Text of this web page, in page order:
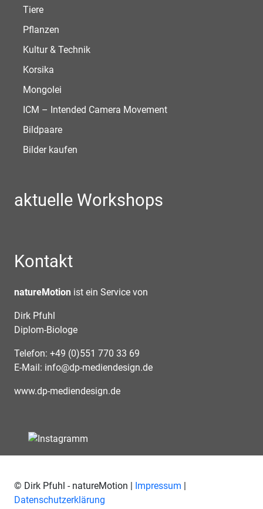
Tiere
Pflanzen
Kultur & Technik
Korsika
Mongolei
ICM – Intended Camera Movement
Bildpaare
Bilder kaufen
aktuelle Workshops
Kontakt
natureMotion ist ein Service von
Dirk Pfuhl
Diplom-Biologe
Telefon: +49 (0)551 770 33 69
E-Mail: info@dp-mediendesign.de
www.dp-mediendesign.de
© Dirk Pfuhl - natureMotion | Impressum |
Datenschutzerklärung